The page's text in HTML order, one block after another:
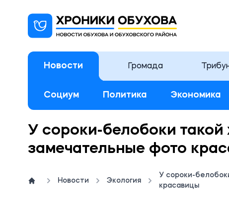
Новости Громада
Социум Политика Экономика
У сороки-белобоки такой
замечательные фото
Новости Экология
У сороки-
красавицы